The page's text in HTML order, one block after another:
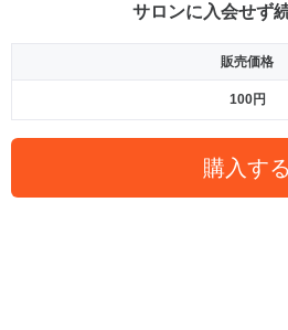
サロンに入会せず
販売価格
100円
購入する